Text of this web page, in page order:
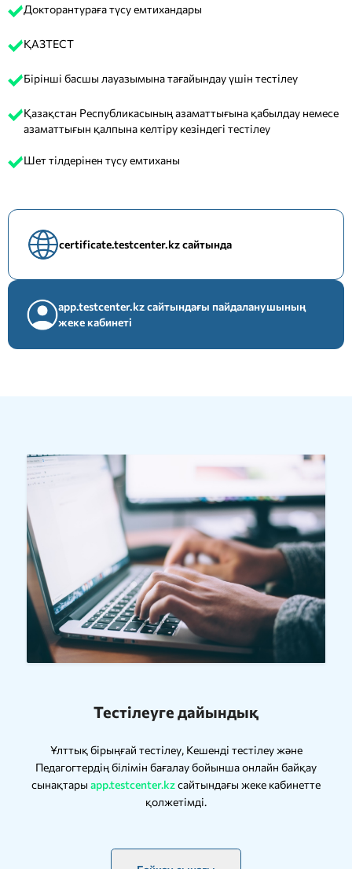
Докторантураға түсу емтихандары
ҚАЗТЕСТ
Бірінші басшы лауазымына тағайындау үшін тестілеу
Қазақстан Республикасының азаматтығына қабылдау немесе
азаматтығын қалпына келтіру кезіндегі тестілеу
Шет тілдерінен түсу емтиханы
certificate.testcenter.kz сайтында
app.testcenter.kz сайтындағы пайдаланушының
жеке кабинеті
Тестілеуге дайындық
Ұлттық бірыңғай тестілеу, Кешенді тестілеу және
Педагогтердің білімін бағалау бойынша онлайн байқау
сынақтары app.testcenter.kzсайтындағы жеке кабинетте
қолжетімді.